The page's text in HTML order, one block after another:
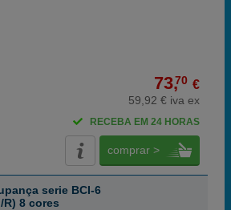
73,70 €
59,92 € iva ex
RECEBA EM 24 HORAS
comprar >
serie BCI-6
R) 8 cores